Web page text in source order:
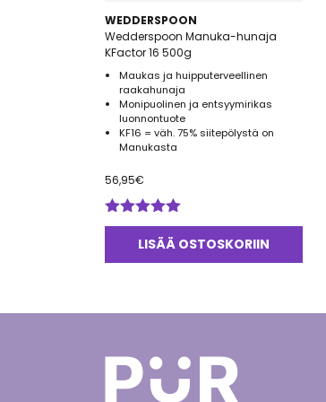
WEDDERSPOON
Wedderspoon Manuka-hunaja
KFactor 16 500g
Maukas ja huipputerveellinen
raakahunaja
Monipuolinen ja entsyymirikas
luonnontuote
KF16 = väh. 75% siitepölystä on
Manukasta
56,95€
Arvostelu
tuotteesta:
LISÄÄ OSTOSKORIIN